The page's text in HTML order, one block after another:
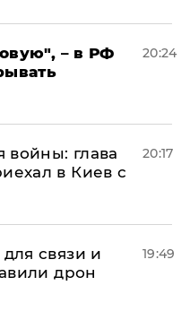
– в РФ
20:24
войны: глава
в Киев с
20:17
связи и
дрон
19:49